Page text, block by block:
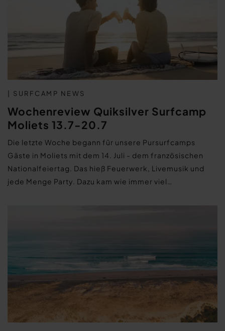
| SURFCAMP NEWS
Wochenreview Quiksilver Surfcamp
Moliets 13.7-20.7
Die letzte Woche begann für unsere Pursurfcamps
Gäste in Moliets mit dem 14. Juli - dem französischen
Nationalfeiertag. Das hieß Feuerwerk, Livemusik und
jede Menge Party. Dazu kam wie immer viel…